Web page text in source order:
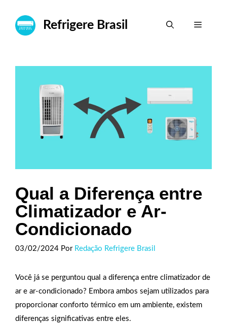
Refrigere Brasil Menu
Qual a Diferença entre
Climatizador e Ar-
Condicionado
03/02/2024 Por Redação Refrigere Brasil
Você já se perguntou qual a diferença entre climatizador de
ar e ar-condicionado? Embora ambos sejam utilizados para
proporcionar conforto térmico em um ambiente, existem
diferenças significativas entre eles.